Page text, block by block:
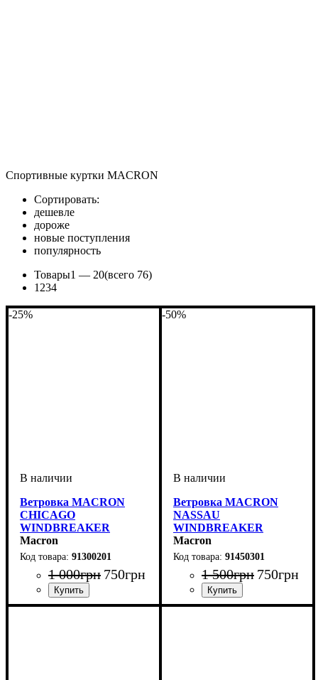
Спортивные куртки MACRON
Сортировать:
дешевле
дороже
новые поступления
популярность
Товары1 — 20(всего 76)
1 234
-25%
Ветровка MACRON
CHICAGO
WINDBREAKER
(91300201)
Macron
91300201
1 000грн 750грн
Пол: Детское, Унисекс
Производитель: Macron
Цвет: Красный
-50%
Ветровка MACRON
NASSAU
WINDBREAKER
(91450301)
Macron
91450301
1 500грн 750грн
Пол: Мужской
Производитель: Macron
Цвет: Синий